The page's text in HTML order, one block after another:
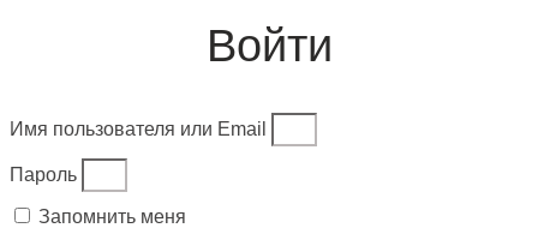
Войти
Имя пользователя или Email
Пароль
Запомнить меня